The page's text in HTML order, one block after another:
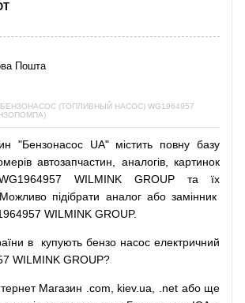
Пошта
БЕНЗОНАСОС (ТОПЛИВНЫЙ НАСОС) WG1964957
"Бензонасос UA" містить повну базу
автозапчастин аналогів,
картинок
WILMINK GROUP та їх
Можливо підібрати аналог або замінник
WILMINK GROUP.
в купують бензо насос електричний
WILMINK GROUP?
Магазин .com kiev.ua .net або ще